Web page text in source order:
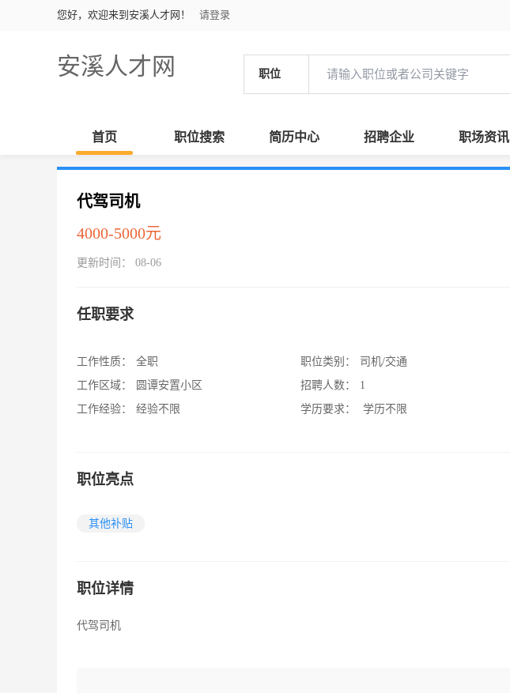
您好，欢迎来到安溪人才网！ 请登录
安溪人才网 职位
首页 职位搜索 简历中心 招聘企业 职场资讯
代驾司机
4000-5000元
更新时间： 08-06
任职要求
工作性质：
全职
工作区域：
圆谭安置小区
工作经验：
经验不限
职位类别：
司机/交通
招聘人数：
1
学历要求：
学历不限
职位亮点
其他补贴
职位详情
代驾司机